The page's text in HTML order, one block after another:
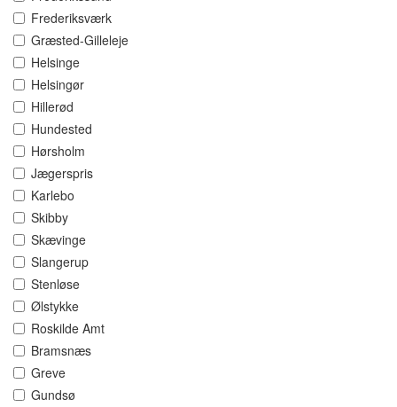
Frederiksværk
Græsted-Gilleleje
Helsinge
Helsingør
Hillerød
Hundested
Hørsholm
Jægerspris
Karlebo
Skibby
Skævinge
Slangerup
Stenløse
Ølstykke
Roskilde Amt
Bramsnæs
Greve
Gundsø